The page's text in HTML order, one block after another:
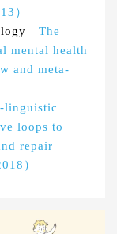
）
｜ The
mental health
and meta-
linguistic
loops to
repair
）